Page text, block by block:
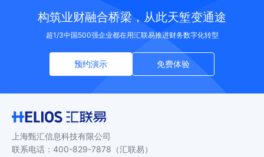
构筑业财融合桥梁，从此天堑变通途
超1/3中国500强企业都在用汇联易推进财务数字化转型
预约演示 免费体验
上海甄汇信息科技有限公司
联系电话 ： 400-829-7878 （汇联易）